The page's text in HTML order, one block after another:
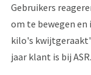
Gebruikers
om te bewegen en
kilo's
jaar klant is bij